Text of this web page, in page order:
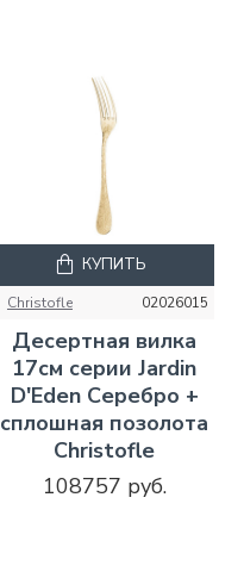
Christofle 02026015
Десертная вилка
17см серии Jardin
D'Eden Серебро +
сплошная позолота
Christofle
108757 руб.
КУПИТЬ